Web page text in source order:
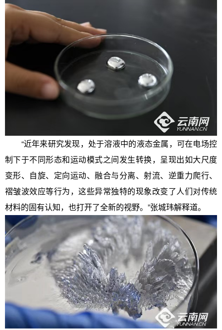
“近年来研究发现，处于溶液中的液态金属，可在电场控
制下于不同形态和运动模式之间发生转换，呈现出如大尺度
变形、自旋、定向运动、融合与分离、射流、逆重力爬行、
褶皱波效应等行为，这些异常独特的现象改变了人们对传统
材料的固有认知，也打开了全新的视野。”张城玮解释道。